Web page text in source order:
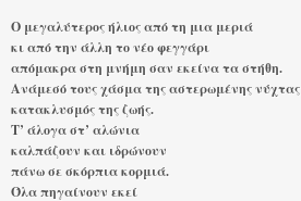
Ο μεγαλύτερος ήλιος από τη μια μεριά
κι από την άλλη το νέο φεγγάρι
απόμακρα στη μνήμη σαν εκείνα τα στήθη.
Ανάμεσό τους χάσμα της αστερωμένης νύχτας
κατακλυσμός της ζωής.
Τ’ άλογα στ’ αλώνια
καλπάζουν και ιδρώνουν
πάνω σε σκόρπια κορμιά.
Όλα πηγαίνουν εκεί